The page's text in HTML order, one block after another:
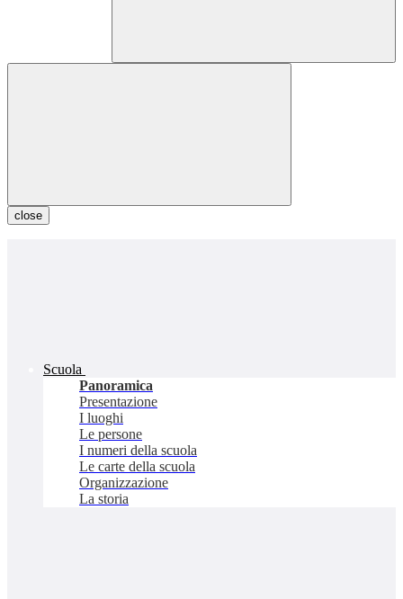
close
Scuola
Panoramica
Presentazione
I luoghi
Le persone
I numeri della scuola
Le carte della scuola
Organizzazione
La storia